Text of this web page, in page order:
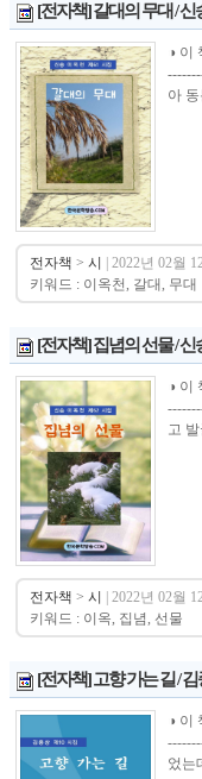
[전자책] 갈대의 무대 /
◑ 이
아
전자책 > 시 | 2022년 02월
키워드 : 이옥천, 갈대, 무대
[전자책] 집념의 선물 /
◑ 이
고
전자책 > 시 | 2022년 02월
키워드 : 이옥, 집념, 선물
[전자책] 고향 가는 길 /
◑ 이
었는